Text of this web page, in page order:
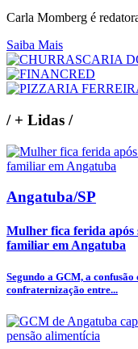
Carla Momberg é
Saiba Mais
/+ Lidas /
Angatuba/SP
Mulher fica ferida após
familiar em Angatuba
Segundo a GCM, a
confraternização entre...